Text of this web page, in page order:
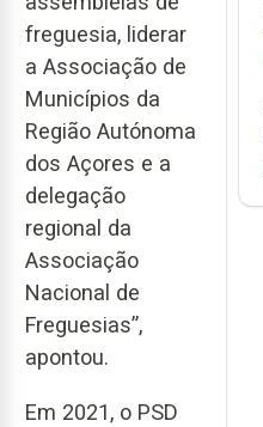
freguesia, liderar
a Associação de
Municípios da
Região Autónoma
dos Açores e a
delegação
regional da
Associação
Nacional de
Freguesias”,
apontou.
Em 2021, o PSD